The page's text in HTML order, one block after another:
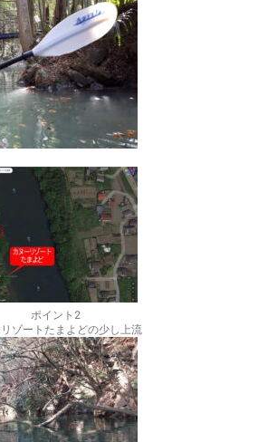
ポイント2
ゾートたまよどの少し上流